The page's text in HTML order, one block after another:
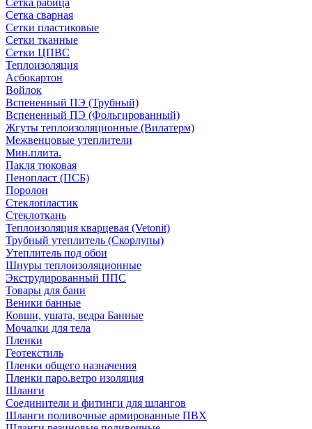
Сетка рабица
Сетка сварная
Сетки пластиковые
Сетки тканные
Сетки ЦПВС
Теплоизоляция
Асбокартон
Войлок
Вспененный ПЭ (Трубный)
Вспененный ПЭ (Фольгированный)
Жгуты теплоизоляционные (Вилатерм)
Межвенцовые утеплители
Мин.плита.
Пакля тюковая
Пенопласт (ПСБ)
Поролон
Стеклопластик
Стеклоткань
Теплоизоляция кварцевая (Vetonit)
Трубный утеплитель (Скорлупы)
Утеплитель под обои
Шнуры теплоизоляционные
Экструдированный ППС
Товары для бани
Веники банные
Ковши, ушата, ведра Банные
Мочалки для тела
Пленки
Геотекстиль
Пленки общего назначения
Пленки паро.ветро изоляция
Шланги
Соединители и фитинги для шлангов
Шланги поливочные армированные ПВХ